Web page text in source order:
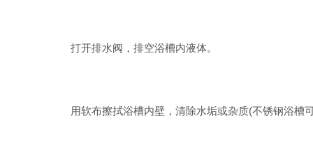
打开排水阀，排空浴槽内液体。
用软布擦拭浴槽内壁，清除水垢或杂质(不锈钢浴槽